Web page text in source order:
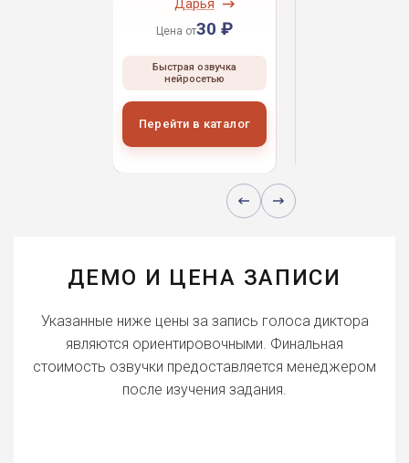
Дарья
Цена от30 ₽
Быстрая озвучка
нейросетью
Перейти в каталог
ДЕМО И ЦЕНА ЗАПИСИ
Указанные ниже цены за запись голоса диктора
являются ориентировочными. Финальная
стоимость озвучки предоставляется менеджером
после изучения задания.